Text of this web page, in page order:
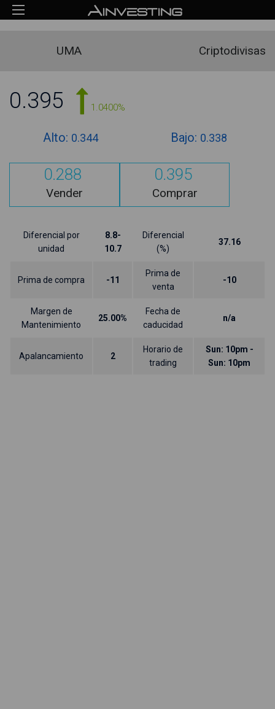
UMA Criptodivisas
0.395 1.0400%
Alto: 0.344 Bajo: 0.338
0.288
Vender
0.395
Comprar
Diferencial por
unidad
8.8-
10.7
Diferencial
(%)
37.16
Prima de compra -11
Prima de
venta
-10
Margen de
Mantenimiento
25.00%
Fecha de
caducidad
n/a
Apalancamiento 2
Horario de
trading
Sun: 10pm -
Sun: 10pm